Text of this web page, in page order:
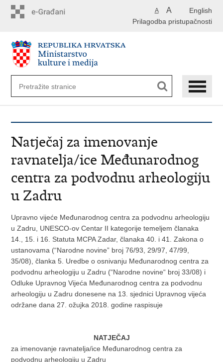
English
A A
Prilagodba pristupačnosti
Natječaj za imenovanje
ravnatelja/ice Međunarodnog
centra za podvodnu arheologiju
u Zadru
Upravno vijeće Međunarodnog centra za podvodnu arheologiju
u Zadru, UNESCO-ov Centar II kategorije temeljem članaka
14., 15. i 16. Statuta MCPA Zadar, članaka 40. i 41. Zakona o
ustanovama (“Narodne novine” broj 76/93, 29/97, 47/99,
35/08), članka 5. Uredbe o osnivanju Međunarodnog centra za
podvodnu arheologiju u Zadru (“Narodne novine“ broj 33/08) i
Odluke Upravnog Vijeća Međunarodnog centra za podvodnu
arheologiju u Zadru donesene na 13. sjednici Upravnog vijeća
održane dana 27. ožujka 2018. godine raspisuje
NATJEČAJ
za imenovanje ravnatelja/ice Međunarodnog centra za
podvodnu arheologiju u Zadru